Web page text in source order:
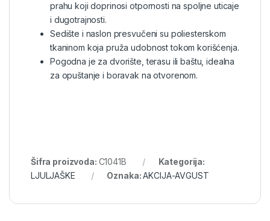
prahu koji doprinosi otpornosti na spoljne uticaje
i dugotrajnosti.
Sedište i naslon presvučeni su poliesterskom
tkaninom koja pruža udobnost tokom korišćenja.
Pogodna je za dvorište, terasu ili baštu, idealna
za opuštanje i boravak na otvorenom.
Šifra proizvoda: C1041B
Kategorija:
LJULJAŠKE
Oznaka:AKCIJA-AVGUST